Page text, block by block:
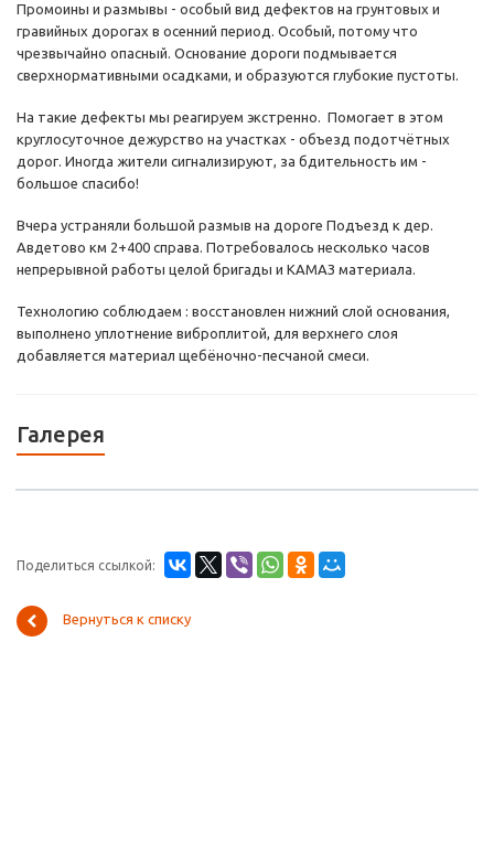
Промоины и размывы - особый вид дефектов на грунтовых и
гравийных дорогах в осенний период. Особый, потому что
чрезвычайно опасный. Основание дороги подмывается
сверхнормативными осадками, и образуются глубокие пустоты.
На такие дефекты мы реагируем экстренно. Помогает в этом
круглосуточное дежурство на участках - объезд подотчётных
дорог. Иногда жители сигнализируют, за бдительность им -
большое спасибо!
Вчера устраняли большой размыв на дороге Подъезд к дер.
Авдетово км 2+400 справа. Потребовалось несколько часов
непрерывной работы целой бригады и КАМАЗ материала.
Технологию соблюдаем : восстановлен нижний слой основания,
выполнено уплотнение виброплитой, для верхнего слоя
добавляется материал щебёночно-песчаной смеси.
Галерея
Поделиться ссылкой:
Вернуться к списку